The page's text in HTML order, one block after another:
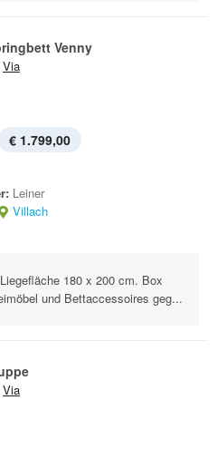
Venny
Via
€ 1.799,00
Leiner
Villach
180 x 200 cm. Box
und Bettaccessoires geg...
Via